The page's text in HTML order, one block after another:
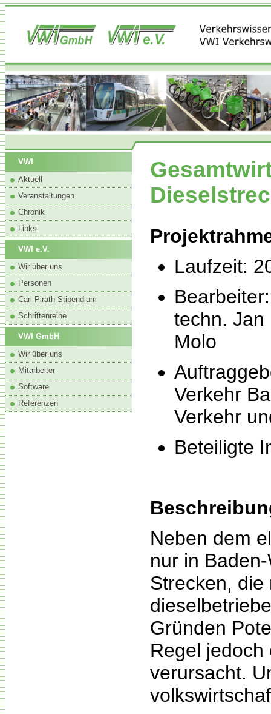
VWI
Aktuell
Veranstaltungen
Chronik
Links
VWI e.V.
Wir über uns
Personen
Carl-Pirath-Stipendium
Schriftenreihe
VWI GmbH
Wir über uns
Mitarbeiter
Software
Referenzen
Laufzeit:
techn. Jan
Molo
Verkehr
Verkehr
Beteiligte
Neben dem
nur in
Strecken, die
Gründen
Regel
verursacht.